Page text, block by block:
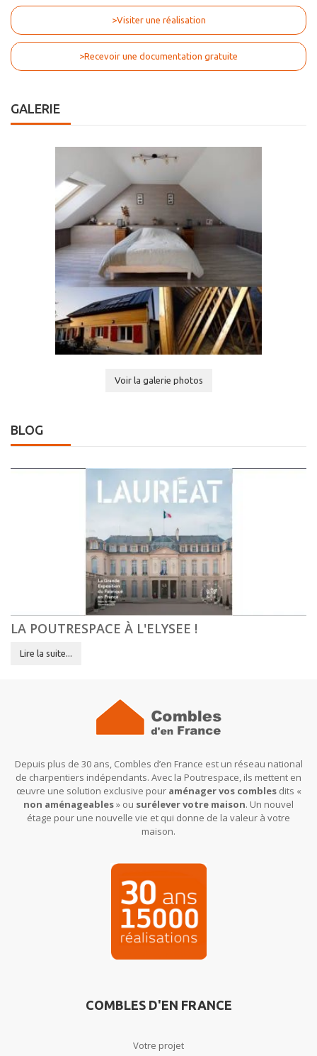
>Visiter une réalisation
>Recevoir une documentation gratuite
GALERIE
Voir la galerie photos
BLOG
LA POUTRESPACE À L'ELYSEE !
Lire la suite...
Depuis plus de 30 ans, Combles d’en France est un réseau national
de charpentiers indépendants. Avec la Poutrespace, ils mettent en
œuvre une solution exclusive pour aménager vos comblesdits «
non aménageables» ou surélever votre maison. Un nouvel
étage pour une nouvelle vie et qui donne de la valeur à votre
maison.
COMBLES D'EN FRANCE
Votre projet